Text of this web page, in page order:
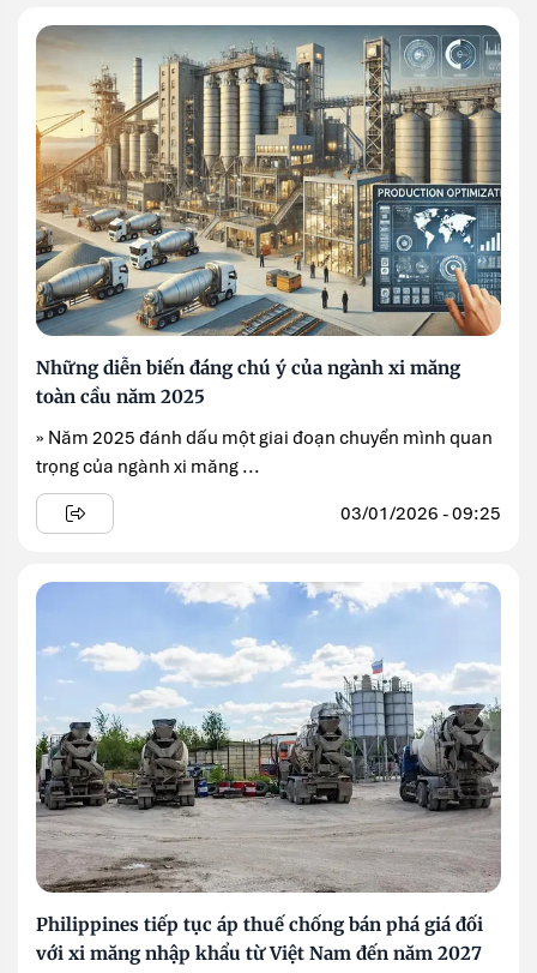
Những diễn biến đáng chú ý của ngành xi măng
toàn cầu năm 2025
» Năm 2025 đánh dấu một giai đoạn chuyển mình quan
trọng của ngành xi măng ...
03/01/2026 - 09:25
Philippines tiếp tục áp thuế chống bán phá giá đối
với xi măng nhập khẩu từ Việt Nam đến năm 2027